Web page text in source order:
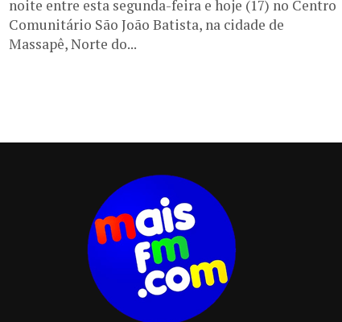
noite entre esta segunda-feira e hoje (17) no Centro
Comunitário São João Batista, na cidade de
Massapê, Norte do...